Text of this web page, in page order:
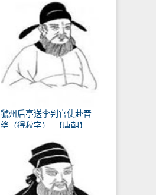
虢州后亭送李判官使赴晋
绛（得秋字）_【唐朝】